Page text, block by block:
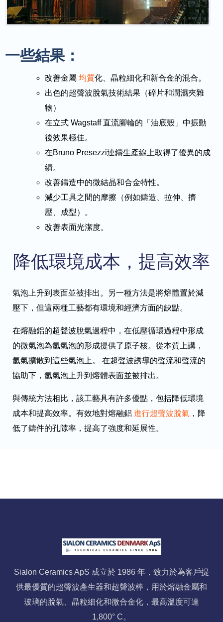
一些結果：
改善金屬 均質化、晶粒細化和新合金的混合。
出色的超聲波脫氣技術結果（碎片和潤濕夾雜
物）
在立式 Wagstaff 直流腳輪的「油底殼」中振動
後效果極佳。
在Bruno Presezzi連鑄生產線上取得了優異的成
績。
改善鑄造中的微結晶和合金特性。
減少工具之間的摩擦（例如鑄造、拉伸、擠
壓、成型）。
改善表面光潔度。
降低環境成本，提高效率
氣泡上升到表面並被排出。另一種方法是將熔體置於減
壓下，但這兩種工藝都有環境和經濟方面的缺點。
在熔融鋁的超聲波脫氣過程中，在低壓循環過程中形成
的微氣泡為氫氣泡的形成提供了原子核。從本質上講，
氫氣擴散到這些氣泡上。 在超聲波誘導的聲流和聲流的
協助下，氫氣泡上升到熔體表面並被排出。
與傳統方法相比，該工藝具有許多優點，包括降低環境
成本和提高效率。有效地對熔融鋁 進行超聲波脫氣 ，降
低了鑄件的孔隙率，提高了強度和延展性。
Sialon Ceramics ApS 成立於 1986 年，致力於為客戶提
供最優質的超聲波產生器和超聲波棒，用於熔融金屬和
玻璃的脫氣、晶粒細化和微合金化，最高溫度可達
1,800° C。